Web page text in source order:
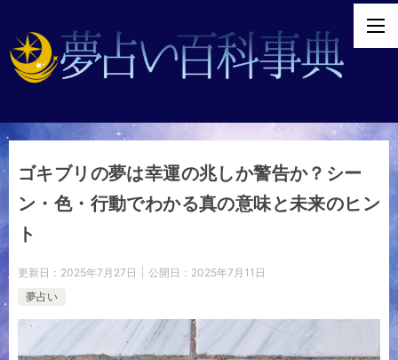
ゴキブリの夢は幸運の兆しか警告か？シー
ン・色・行動でわかる真の意味と未来のヒン
ト
更新日： 2025年7月27日 公開日： 2025年7月11日
夢占い